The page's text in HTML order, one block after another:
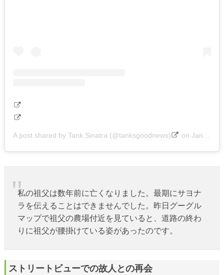
A post shared by Tank.Sinatra (@tanksgoodnews) on Jan 9, 2020 at 10:17am PST
私の祖父は数年前に亡くなりました。最期にサヨナ
ラを伝えることはできませんでした。昨日グーグル
マップで祖父の農場付近を見ていると、道路の終わ
りに祖父が腰掛けている姿があったのです。
ストリートビューでの故人との再会